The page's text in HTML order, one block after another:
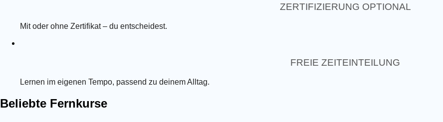
ZERTIFIZIERUNG OPTIONAL
Mit oder ohne Zertifikat – du entscheidest.
FREIE ZEITEINTEILUNG
Lernen im eigenen Tempo, passend zu deinem Alltag.
Beliebte Fernkurse